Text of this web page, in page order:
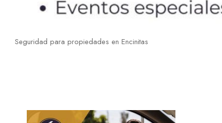
Seguridad para propiedades en Encinitas